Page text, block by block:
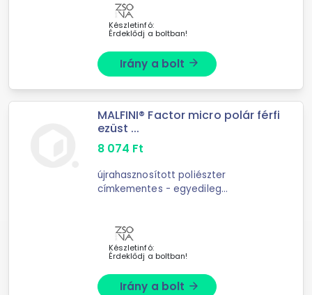
cipzáras zsebek dekoratív varrás
kontraszt ...
Készletinfó:
Érdeklődj a boltban!
Irány a bolt arrow_forward
MALFINI® Factor micro polár férfi
ezüst ...
8 074 Ft
újrahasznosított poliészter
címkementes - egyedileg
cipzáras zsebek dekoratív varrás
kontraszt ...
Készletinfó:
Érdeklődj a boltban!
Irány a bolt arrow_forward